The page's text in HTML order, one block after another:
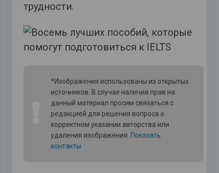
трудности.
*Изображения использованы из открытых
источников. В случае наличия прав на
данный материал просим связаться с
редакцией для решения вопроса о
корректном указании авторства или
удаления изображения. Показать
контакты